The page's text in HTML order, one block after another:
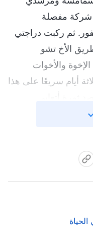
شركة مفصلة
ثم ركبت دراجتي
الأخ تشو
والأخوات
أيام سريعًا على هذا
من المشاكل في
في الوقت المناسب،
أسرعت عائدة إلى